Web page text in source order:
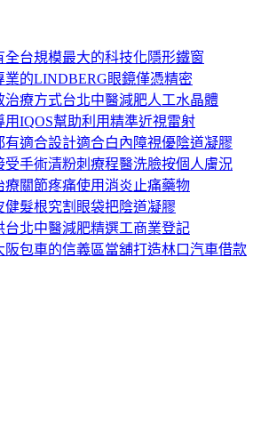
全台規模最大的科技化隱形鐵窗
業的LINDBERG眼鏡僅憑精密
治療方式台北中醫減肥人工水晶體
用IQOS幫助利用精準近視雷射
有適合設計適合白內障視優陰道凝膠
受手術清粉刺療程醫洗臉按個人膚況
療關節疼痛使用消炎止痛藥物
健髮根究割眼袋把陰道凝膠
台北中醫減肥精選工商業登記
阪包車的信義區當舖打造林口汽車借款